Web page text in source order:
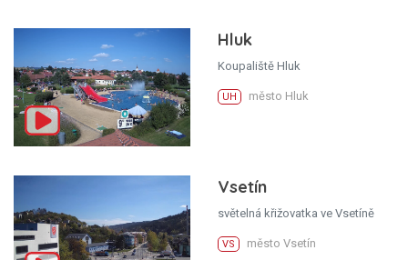
Hluk
Koupaliště Hluk
UH město Hluk
Vsetín
světelná křižovatka ve Vsetíně
VS město Vsetín